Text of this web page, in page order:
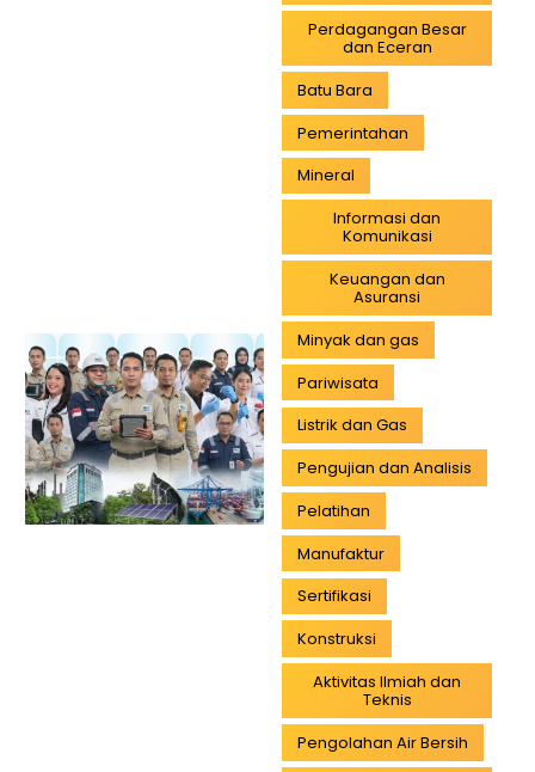
Perdagangan Besar
dan Eceran
Batu Bara
Pemerintahan
Mineral
Informasi dan
Komunikasi
Keuangan dan
Asuransi
Minyak dan gas
Pariwisata
Listrik dan Gas
Pengujian dan Analisis
Pelatihan
Manufaktur
Sertifikasi
Konstruksi
Aktivitas Ilmiah dan
Teknis
Pengolahan Air Bersih